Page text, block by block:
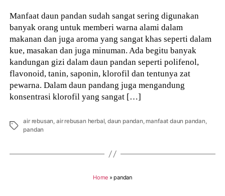
Manfaat daun pandan sudah sangat sering digunakan
banyak orang untuk memberi warna alami dalam
makanan dan juga aroma yang sangat khas seperti dalam
kue, masakan dan juga minuman. Ada begitu banyak
kandungan gizi dalam daun pandan seperti polifenol,
flavonoid, tanin, saponin, klorofil dan tentunya zat
pewarna. Dalam daun pandang juga mengandung
konsentrasi klorofil yang sangat […]
Tags
air rebusan, air rebusan herbal,daun pandan,manfaat daun pandan,
pandan
Home »pandan